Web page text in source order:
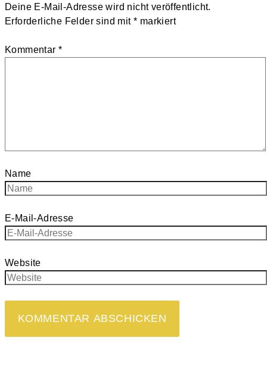
Deine E-Mail-Adresse wird nicht veröffentlicht.
Erforderliche Felder sind mit * markiert
Kommentar*
Name
E-Mail-Adresse
Website